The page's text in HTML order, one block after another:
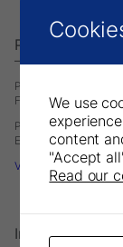
Parkell Europe AB
– A Division of
P.O. Box 723
Finvids väg 8, 19447
Phone: +46
E-mail:
Visit Parkell USA
Informations
We use
content
"Accept
Read our